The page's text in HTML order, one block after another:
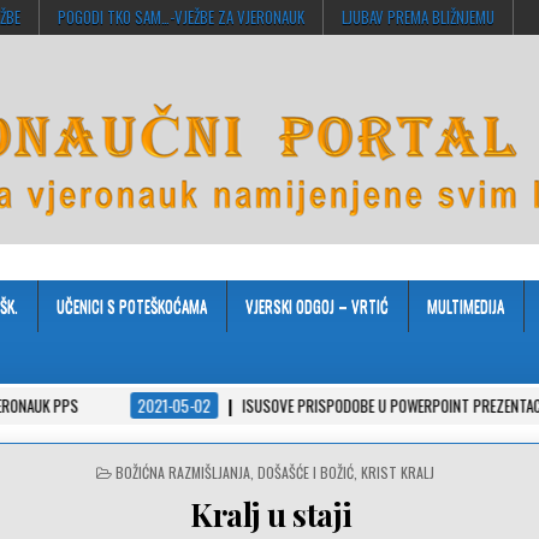
POGODI TKO SAM…-VJEŽBE ZA VJERONAUK LJUBAV PREMA BLIŽNJEMU
UČENICI S POTEŠKOĆAMA VJERSKI ODGOJ – VRTIĆ MULTIMEDIJA
2021-05-02 ISUSOVE PRISPODOBE U POWERPOINT PREZENTACIJAMA
POSTED
BOŽIĆNA RAZMIŠLJANJA, DOŠAŠĆE I BOŽIĆ, KRIST KRALJ
Kralj u staji